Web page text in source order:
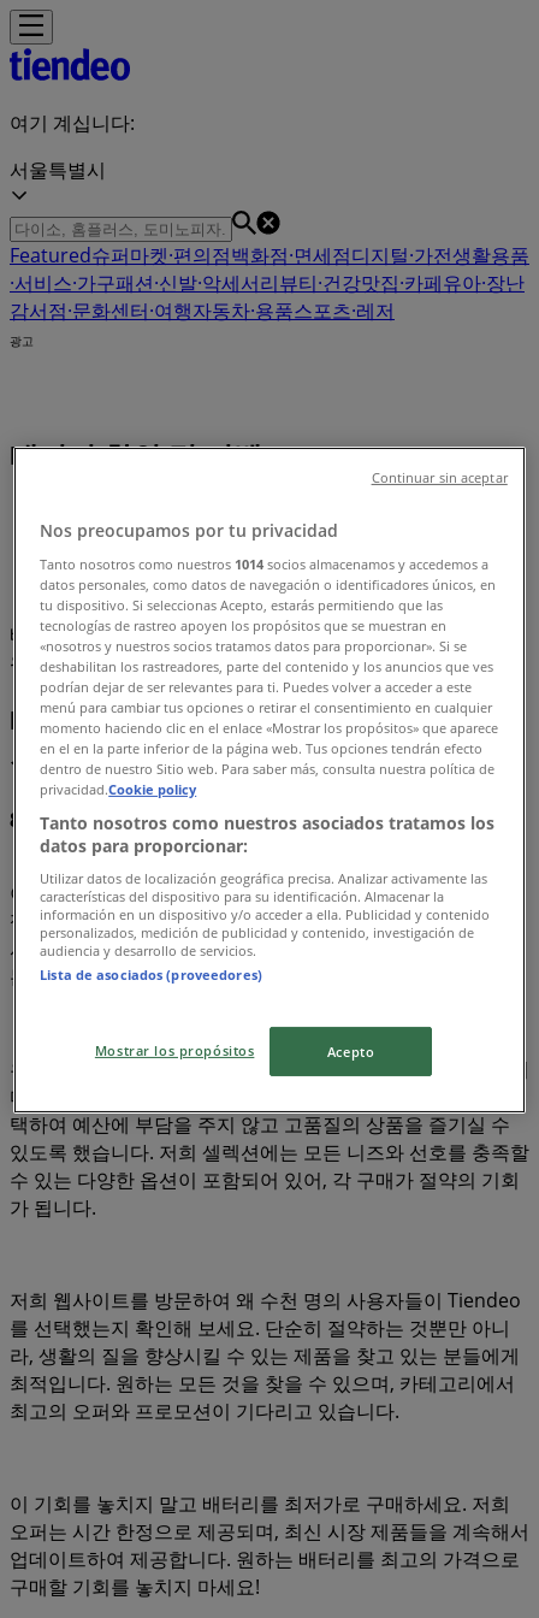
여기 계십니다:
서울특별시
Featured슈퍼마켓·편의점백화점·면세점디지털·가전생활용품
·서비스·가구패션·신발·악세서리뷰티·건강맛집·카페유아·장난
감서점·문화센터·여행자동차·용품스포츠·레저
광고
배터리 할인 및 이벤트 (0)
할인»
배터리
빠른 시일내로배터리의 할인을 등록하겠습니다. 제품을 보기
위해 매장을 방문하세여.
배터리 할인 및 이벤트 정보를 마음에 드
실 수 있습니다.
8월 2026에 배터리의 최고의 오퍼를 찾아보세요!
이번 8월 2026 월, 우리는 페루 전역에서 가장 매력적이고 경
쟁력 있는 배터리 오퍼를 제공하게 되어 기쁩니다. Tiendeo에
서는 카테고리에서 필요하신 상품을 최상의 가격으로 제공하
는 것을 목표로 하고 있습니다.
우리는 쇼핑을 최대한 활용하는 것의 중요성을 잘 알고 있습니
다. 그래서 우리는 배터리에 대한 다양한 오퍼를 신중하게 선
택하여 예산에 부담을 주지 않고 고품질의 상품을 즐기실 수
있도록 했습니다. 저희 셀렉션에는 모든 니즈와 선호를 충족할
수 있는 다양한 옵션이 포함되어 있어, 각 구매가 절약의 기회
가 됩니다.
저희 웹사이트를 방문하여 왜 수천 명의 사용자들이 Tiendeo
를 선택했는지 확인해 보세요. 단순히 절약하는 것뿐만 아니
라, 생활의 질을 향상시킬 수 있는 제품을 찾고 있는 분들에게
최적입니다. 원하는 모든 것을 찾을 수 있으며, 카테고리에서
최고의 오퍼와 프로모션이 기다리고 있습니다.
이 기회를 놓치지 말고 배터리를 최저가로 구매하세요. 저희
오퍼는 시간 한정으로 제공되며, 최신 시장 제품들을 계속해서
업데이트하여 제공합니다. 원하는 배터리를 최고의 가격으로
구매할 기회를 놓치지 마세요!
Nos preocupamos por tu privacidad
Tanto nosotros como nuestros 1014 socios almacenamos y accedemos a
datos personales, como datos de navegación o identificadores únicos, en
tu dispositivo. Si seleccionas Acepto, estarás permitiendo que las
tecnologías de rastreo apoyen los propósitos que se muestran en
«nosotros y nuestros socios tratamos datos para proporcionar». Si se
deshabilitan los rastreadores, parte del contenido y los anuncios que ves
podrían dejar de ser relevantes para ti. Puedes volver a acceder a este
menú para cambiar tus opciones o retirar el consentimiento en cualquier
momento haciendo clic en el enlace «Mostrar los propósitos» que aparece
en el en la parte inferior de la página web. Tus opciones tendrán efecto
dentro de nuestro Sitio web. Para saber más, consulta nuestra política de
privacidad.Cookie policy
Tanto nosotros como nuestros asociados tratamos los
datos para proporcionar:
Utilizar datos de localización geográfica precisa. Analizar activamente las
características del dispositivo para su identificación. Almacenar la
información en un dispositivo y/o acceder a ella. Publicidad y contenido
personalizados, medición de publicidad y contenido, investigación de
audiencia y desarrollo de servicios.
Lista de asociados (proveedores)
Mostrar los propósitos Acepto
Continuar sin aceptar